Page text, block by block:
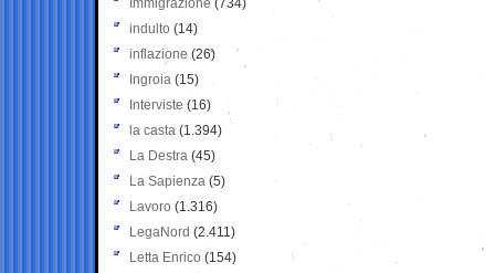
Immigrazione (734)
indulto (14)
inflazione (26)
Ingroia (15)
Interviste (16)
la casta (1.394)
La Destra (45)
La Sapienza (5)
Lavoro (1.316)
LegaNord (2.411)
Letta Enrico (154)